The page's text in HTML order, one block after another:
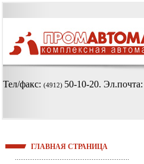
Тел/факс: (4912) 50-10-20. Эл.почта:
ГЛАВНАЯ СТРАНИЦА